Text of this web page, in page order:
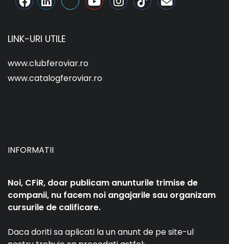
LINK-URI UTILE
www.clubferoviar.ro
www.catalogferoviar.ro
INFORMATII
Noi, CFiR, doar publicam anunturile trimise de
companii, nu facem noi angajarile sau organizam
cursurile de calificare.
Daca doriti sa aplicati la un anunt de pe site-ul